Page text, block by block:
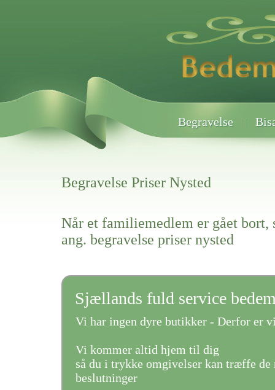
Begravelse
Begravelse Priser Nysted
Når et familiemedlem er gået bort,
ang. begravelse priser nysted
Sjællands fuld service
Vi har ingen dyre butikker - Derfor er
Vi kommer altid hjem til dig
så du i trykke omgivelser kan træffe de
beslutninger